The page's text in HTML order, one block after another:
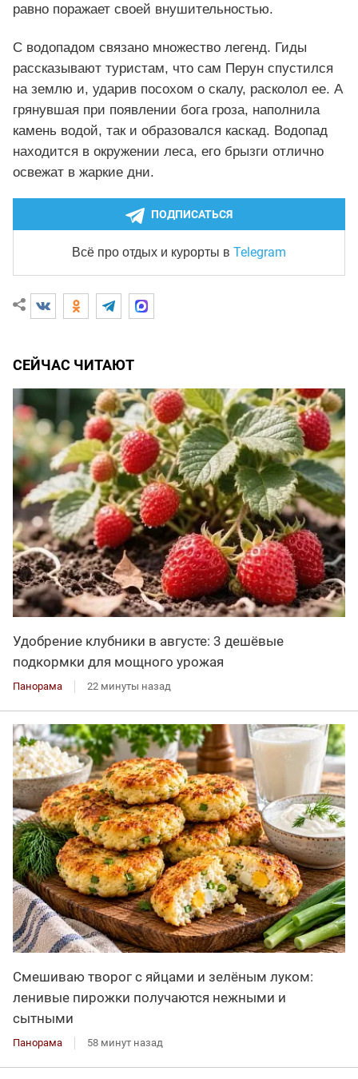
равно поражает своей внушительностью.
С водопадом связано множество легенд. Гиды
рассказывают туристам, что сам Перун спустился
на землю и, ударив посохом о скалу, расколол ее. А
грянувшая при появлении бога гроза, наполнила
камень водой, так и образовался каскад. Водопад
находится в окружении леса, его брызги отлично
освежат в жаркие дни.
ПОДПИСАТЬСЯ
Всё про отдых и курорты в Telegram
СЕЙЧАС ЧИТАЮТ
Удобрение клубники в августе: 3 дешёвые
подкормки для мощного урожая
Панорама 22 минуты назад
Смешиваю творог с яйцами и зелёным луком:
ленивые пирожки получаются нежными и
сытными
Панорама 58 минут назад